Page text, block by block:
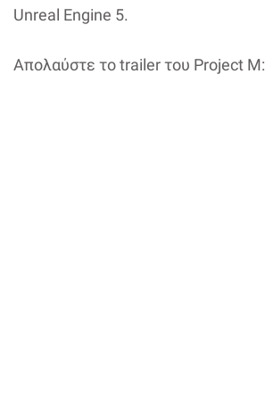
Unreal Engine 5.
Απολαύστε το trailer του Project M: